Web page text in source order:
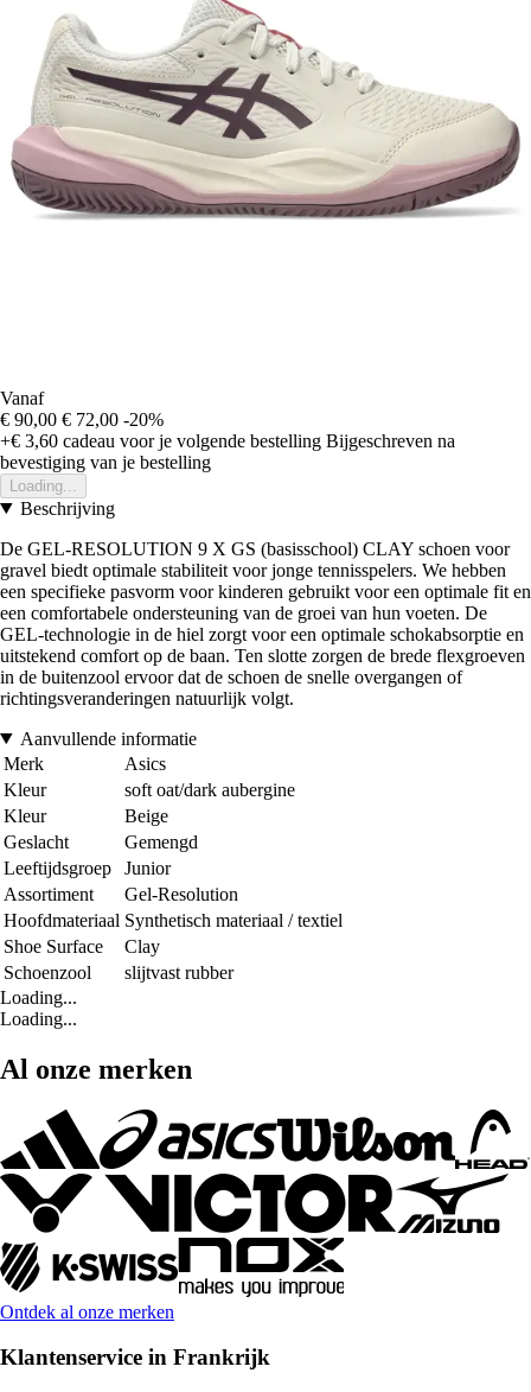
Vanaf
€ 90,00 € 72,00 -20%
+€ 3,60 cadeau voor je volgende bestelling Bijgeschreven na
bevestiging van je bestelling
Loading...
Beschrijving
De GEL-RESOLUTION 9 X GS (basisschool) CLAY schoen voor
gravel biedt optimale stabiliteit voor jonge tennisspelers. We hebben
een specifieke pasvorm voor kinderen gebruikt voor een optimale fit en
een comfortabele ondersteuning van de groei van hun voeten. De
GEL-technologie in de hiel zorgt voor een optimale schokabsorptie en
uitstekend comfort op de baan. Ten slotte zorgen de brede flexgroeven
in de buitenzool ervoor dat de schoen de snelle overgangen of
richtingsveranderingen natuurlijk volgt.
Aanvullende informatie
Merk
Asics
Kleur
soft oat/dark aubergine
Kleur
Beige
Geslacht
Gemengd
Leeftijdsgroep
Junior
Assortiment
Gel-Resolution
Hoofdmateriaal Synthetisch materiaal / textiel
Shoe Surface
Clay
Schoenzool
slijtvast rubber
Loading...
Loading...
Al onze merken
Ontdek al onze merken
Klantenservice in Frankrijk